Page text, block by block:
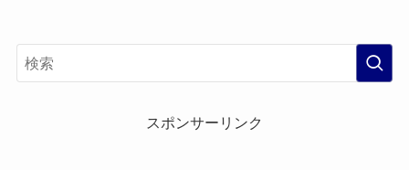
スポンサーリンク